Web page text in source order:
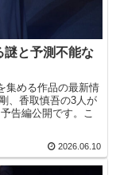
と予測不能な
集める作品の最新情
、香取慎吾の3人が
告編公開です。こ
2026.06.10